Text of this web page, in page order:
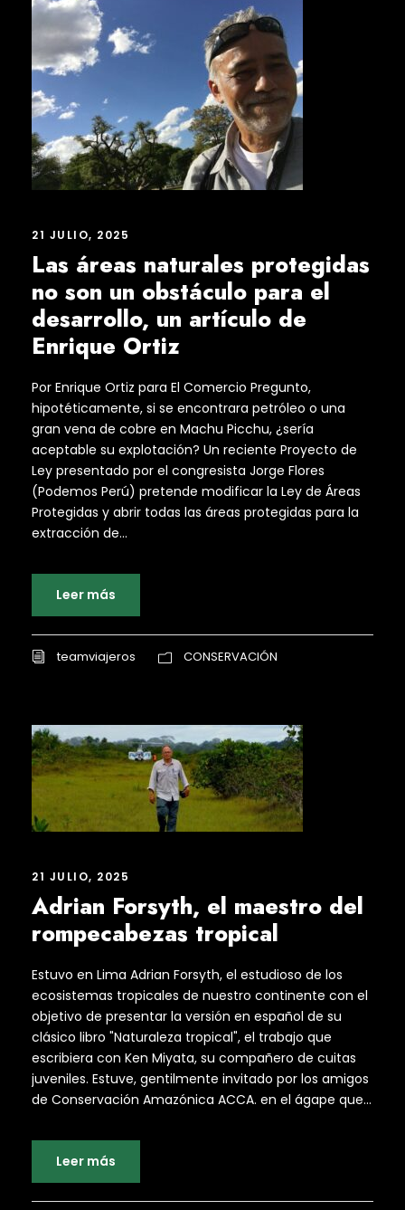
21 JULIO, 2025
Las áreas naturales protegidas
no son un obstáculo para el
desarrollo, un artículo de
Enrique Ortiz
Por Enrique Ortiz para El Comercio Pregunto,
hipotéticamente, si se encontrara petróleo o una
gran vena de cobre en Machu Picchu, ¿sería
aceptable su explotación? Un reciente Proyecto de
Ley presentado por el congresista Jorge Flores
(Podemos Perú) pretende modificar la Ley de Áreas
Protegidas y abrir todas las áreas protegidas para la
extracción de...
Leer más
teamviajeros CONSERVACIÓN
21 JULIO, 2025
Adrian Forsyth, el maestro del
rompecabezas tropical
Estuvo en Lima Adrian Forsyth, el estudioso de los
ecosistemas tropicales de nuestro continente con el
objetivo de presentar la versión en español de su
clásico libro "Naturaleza tropical", el trabajo que
escribiera con Ken Miyata, su compañero de cuitas
juveniles. Estuve, gentilmente invitado por los amigos
de Conservación Amazónica ACCA. en el ágape que...
Leer más